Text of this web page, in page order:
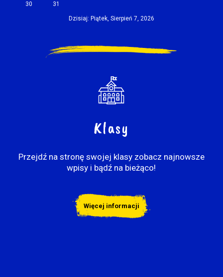
30
31
Dzisiaj: Piątek, Sierpień 7, 2026
Klasy
Przejdź na stronę swojej klasy zobacz najnowsze
wpisy i bądź na bieżąco!
Więcej informacji